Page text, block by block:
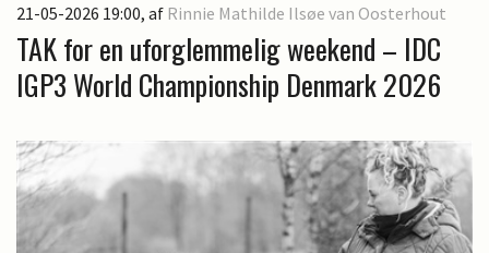
21-05-2026 19:00, af Rinnie Mathilde Ilsøe van Oosterhout
TAK for en uforglemmelig weekend – IDC
IGP3 World Championship Denmark 2026